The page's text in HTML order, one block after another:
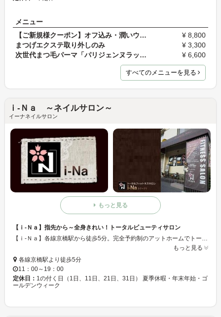
メニュー
【ご新規様クーポン】オフ込み・潤いウォーターケア…
¥ 8,800
まつげエクステ取り外しのみ
¥ 3,300
次世代まつ毛パーマ「パリジェンヌラッシュリフト」
¥ 6,600
すべてのメニューを見る
ｉ-Ｎａ ～ネイルサロン～
イーナネイルサロン
もっと見る
【ｉ-Ｎａ】指先から～全身きれい！トータルビューティサロン
【ｉ-Ｎａ】各線京橋駅から徒歩5分。完全予約制のアットホームでトータルビューティサロン♪ネイルの他にも、エステ、リラクゼーション、アイラッシュも出来ますよ！
もっと見る
各線京橋駅より徒歩5分
11：00～19：00
定休日： 1の付く日（1日、11日、21日、31日） 夏季休暇・年末年始・ゴ
ールデンウィーク